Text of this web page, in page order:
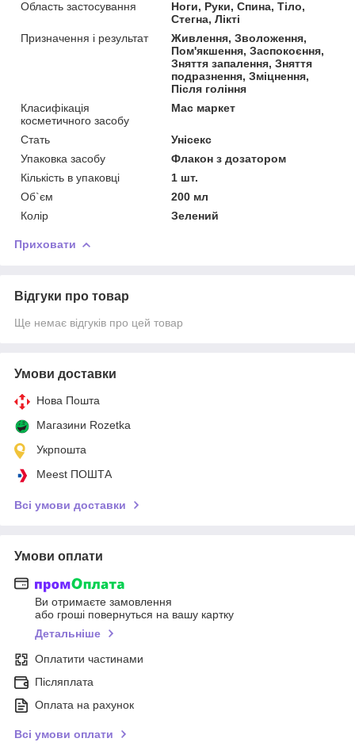
Область застосування
Ноги, Руки, Спина, Тіло,
Стегна, Лікті
Призначення і результат
Живлення, Зволоження,
Пом'якшення, Заспокоєння,
Зняття запалення, Зняття
подразнення, Зміцнення,
Після гоління
Класифікація
косметичного засобу
Мас маркет
Стать
Унісекс
Упаковка засобу
Флакон з дозатором
Кількість в упаковці
1 шт.
Об`єм
200 мл
Колір
Зелений
Приховати
Відгуки про товар
Ще немає відгуків про цей товар
Умови доставки
Нова Пошта
Магазини Rozetka
Укрпошта
Meest ПОШТА
Всі умови доставки
Умови оплати
Ви отримаєте замовлення
або гроші повернуться на вашу картку
Детальніше
Оплатити частинами
Післяплата
Оплата на рахунок
Всі умови оплати